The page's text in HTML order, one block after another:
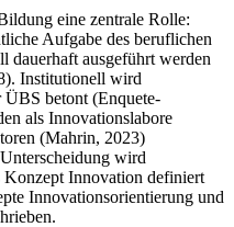
eine zentrale Rolle:
Aufgabe des beruflichen
dauerhaft ausgeführt werden
Institutionell wird
ÜBS betont (Enquete-
als Innovationslabore
(Mahrin, 2023)
wird
Konzept Innovation definiert
Innovationsorientierung und